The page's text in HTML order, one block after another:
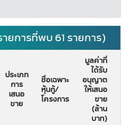
ยการที่พบ 61 รายการ)
ประเภท
การ
เสนอ
ขาย
ชื่อเฉพาะ
หุ้นกู้/
โครงการ
มูลค่าที่
ได้รับ
อนุญาต
ให้เสนอ
ขาย
(ล้าน
บาท)